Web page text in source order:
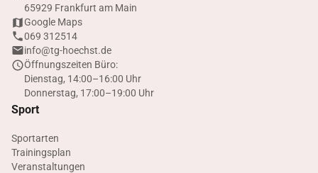
65929 Frankfurt am Main
Google Maps
069 312514
info@tg-hoechst.de
Öffnungszeiten Büro:
Dienstag, 14:00–16:00 Uhr
Donnerstag, 17:00–19:00 Uhr
Sport
Sportarten
Trainingsplan
Veranstaltungen